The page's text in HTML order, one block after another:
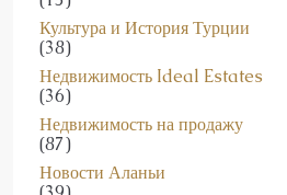
Культура и История Турции
(38)
Недвижимость Ideal Estates
(36)
Недвижимость на продажу
(87)
Новости Аланьи
(39)